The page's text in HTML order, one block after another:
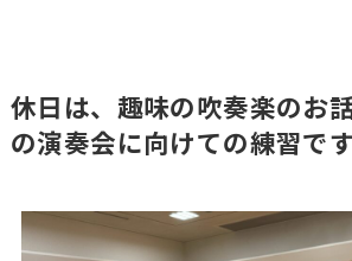
休日は、趣味の吹奏楽の
の演奏会に向けての練習で